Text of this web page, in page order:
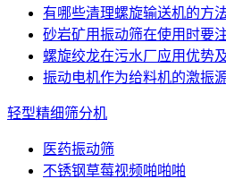
有哪些清理螺旋输送机的方
砂岩矿用振动筛在使用时要
螺旋绞龙在污水厂应用优势
振动电机作为给料机的激振
轻型精细筛分机
医药振动筛
不锈钢草莓视频啪啪啪